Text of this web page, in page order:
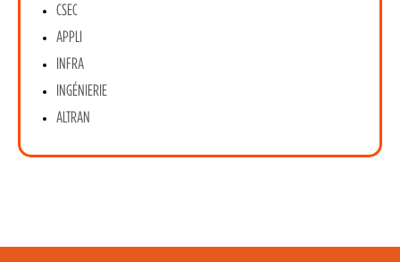
CSEC
APPLI
INFRA
INGÉNIERIE
ALTRAN